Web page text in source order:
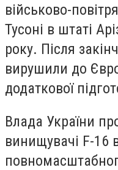
військово-
Тусоні в штаті
року. Після
вирушили до
додаткової
Влада України
винищувачі F-16